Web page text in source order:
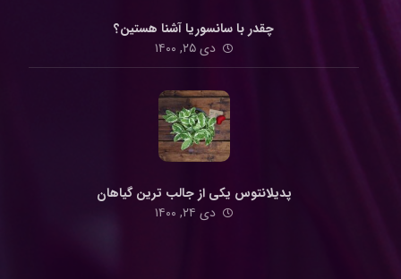
چقدر با سانسوریا آشنا هستین؟
دی ۲۵, ۱۴۰۰
پدیلانتوس یکی از جالب ترین گیاهان
دی ۲۴, ۱۴۰۰